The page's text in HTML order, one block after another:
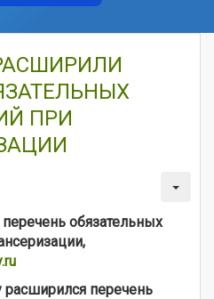
ПРИ
обязательных
перечень